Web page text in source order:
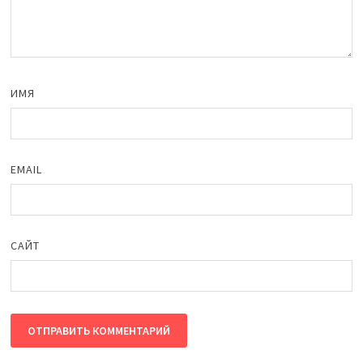
ИМЯ
EMAIL
САЙТ